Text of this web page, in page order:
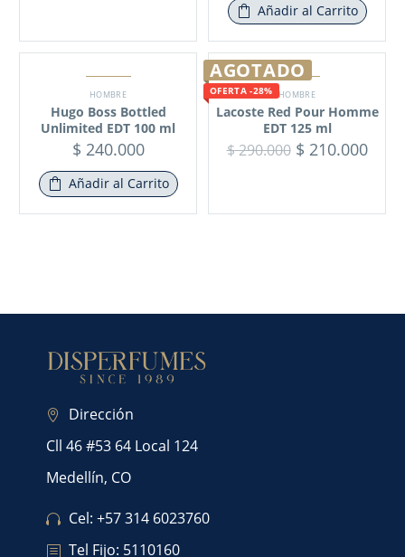
Añadir al Carrito
HOMBRE
Hugo Boss Bottled
Unlimited EDT 100 ml
$ 240.000
Añadir al Carrito
AGOTADO
OFERTA -28% HOMBRE
Lacoste Red Pour Homme
EDT 125 ml
$290.000 $ 210.000
Dirección
Cll 46 #53 64 Local 124
Medellín, CO
Cel: +57 314 6023760
Tel Fijo: 5110160